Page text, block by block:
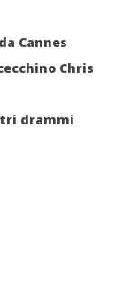
Cannes
Chris
drammi